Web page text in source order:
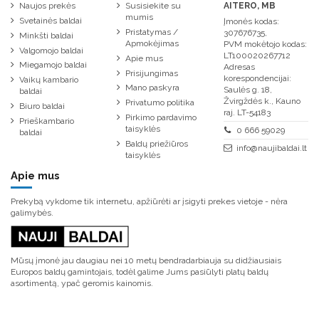
Naujos prekės
Svetainės baldai
Minkšti baldai
Valgomojo baldai
Miegamojo baldai
Vaikų kambario
baldai
Biuro baldai
Prieškambario
baldai
Susisiekite su
mumis
Pristatymas /
Apmokėjimas
Apie mus
Prisijungimas
Mano paskyra
Privatumo politika
Pirkimo pardavimo
taisyklės
Baldų priežiūros
taisyklės
AITERO, MB
Įmonės kodas:
307676735,
PVM mokėtojo kodas:
LT100020267712
Adresas
korespondencijai:
Saulės g. 18,
Žvirgždės k., Kauno
raj. LT-54183
0 666 59029
info@naujibaldai.lt
Apie mus
Prekybą vykdome tik internetu, apžiūrėti ar įsigyti prekes vietoje - nėra
galimybės.
Mūsų įmonė jau daugiau nei 10 metų bendradarbiauja su didžiausiais
Europos baldų gamintojais, todėl galime Jums pasiūlyti platų baldų
asortimentą, ypač geromis kainomis.